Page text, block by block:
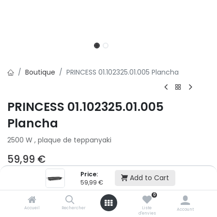
Price:
59,99 € Add to Cart
Accueil Rechercher
0
Liste
d'envies
Account
Boutique PRINCESS 01.102325.01.005 Plancha
PRINCESS 01.102325.01.005
Plancha
2500 W , plaque de teppanyaki
59,99 €
Ajouter au panier